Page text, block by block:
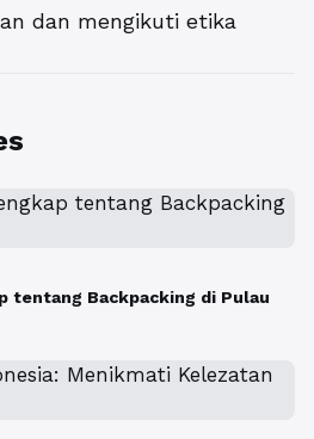
dan mengikuti etika
tentang Backpacking di Pulau